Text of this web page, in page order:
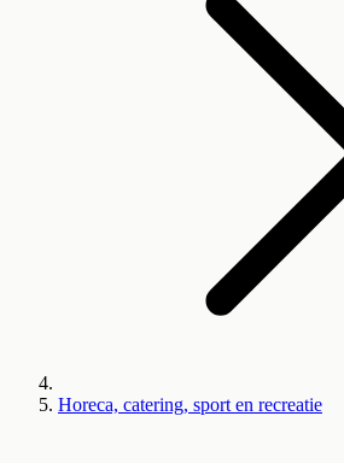
Horeca, catering, sport en recreatie